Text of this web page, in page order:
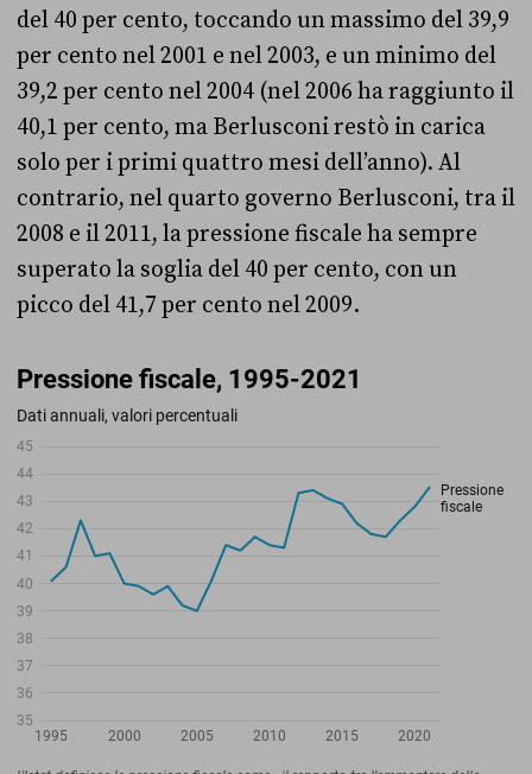
del 40 per cento, toccando un massimo del 39,9
per cento nel 2001 e nel 2003, e un minimo del
39,2 per cento nel 2004 (nel 2006 ha raggiunto il
40,1 per cento, ma Berlusconi restò in carica
solo per i primi quattro mesi dell’anno). Al
contrario, nel quarto governo Berlusconi, tra il
2008 e il 2011, la pressione fiscale ha sempre
superato la soglia del 40 per cento, con un
picco del 41,7 per cento nel 2009.